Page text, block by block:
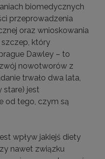
biomedycznych
przeprowadzenia
oraz wnioskowania
który
Dawley – to
nowotworów z
trwało dwa lata,
stare) jest
od tego, czym są
wpływ jakiejś diety
nawet związku